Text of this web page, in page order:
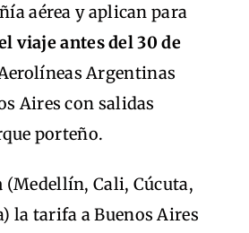
aérea y aplican para
viaje antes del 30 de
Argentinas
Aires con salidas
porteño.
(Medellín, Cali, Cúcuta,
la tarifa a Buenos Aires